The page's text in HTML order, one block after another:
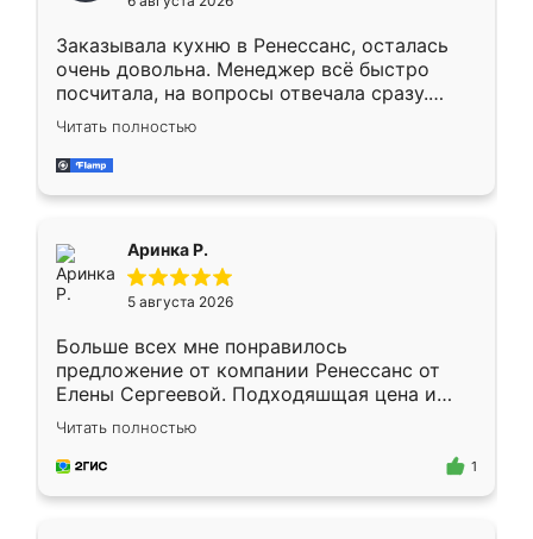
мебели буду заказывать только здесь.
Заказывала кухню в Ренессанс, осталась
очень довольна. Менеджер всё быстро
посчитала, на вопросы отвечала сразу.
Замерщик приехал в субботу, подошёл к
делу со всей ответственностью. Собрали
за день, ребята работали аккуратно, даже
Читать полностью
Аринка Р.
5 августа 2026
Больше всех мне понравилось
предложение от компании Ренессанс от
Елены Сергеевой. Подходяшщая цена и
короткие сроки изготовления. Приехавший
для замера сотрудник Владислав
предложил по моему эскизу самый
Читать полностью
1